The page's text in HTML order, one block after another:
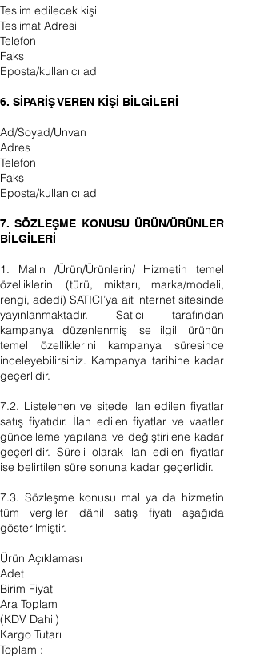
Teslim edilecek kişi
Teslimat Adresi
Telefon
Faks
Eposta/kullanıcı adı
6. SİPARİŞ VEREN KİŞİ BİLGİLERİ
Ad/Soyad/Unvan
Adres
Telefon
Faks
Eposta/kullanıcı adı
7. SÖZLEŞME KONUSU ÜRÜN/ÜRÜNLER
BİLGİLERİ
1. Malın /Ürün/Ürünlerin/ Hizmetin temel
özelliklerini (türü, miktarı, marka/modeli,
rengi, adedi) SATICI’ya ait internet sitesinde
yayınlanmaktadır. Satıcı tarafından
kampanya düzenlenmiş ise ilgili ürünün
temel özelliklerini kampanya süresince
inceleyebilirsiniz. Kampanya tarihine kadar
geçerlidir.
7.2. Listelenen ve sitede ilan edilen fiyatlar
satış fiyatıdır. İlan edilen fiyatlar ve vaatler
güncelleme yapılana ve değiştirilene kadar
geçerlidir. Süreli olarak ilan edilen fiyatlar
ise belirtilen süre sonuna kadar geçerlidir.
7.3. Sözleşme konusu mal ya da hizmetin
tüm vergiler dâhil satış fiyatı aşağıda
gösterilmiştir.
Ürün Açıklaması
Adet
Birim Fiyatı
Ara Toplam
(KDV Dahil)
Kargo Tutarı
Toplam :